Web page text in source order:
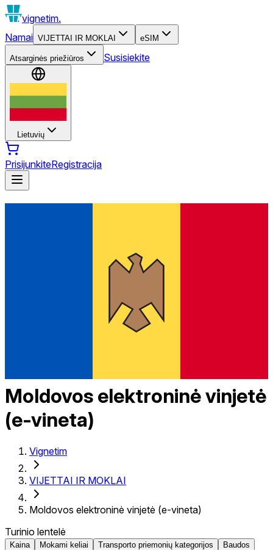
vignetim.
Namai VIJETTAI IR MOKLAI eSIM
Atsarginės priežiūros Susisiekite
Lietuvių
PrisijunkiteRegistracija
Moldovos elektroninė vinjetė
(e-vineta)
Vignetim
VIJETTAI IR MOKLAI
Moldovos elektroninė vinjetė (e-vineta)
Turinio lentelė
Kaina Mokami keliai Transporto priemonių kategorijos
Baudos